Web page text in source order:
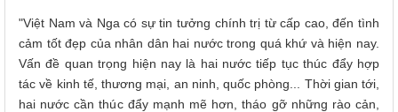
"Việt Nam và Nga có sự tin tưởng chính trị từ cấp cao, đến tình
cảm tốt đẹp của nhân dân hai nước trong quá khứ và hiện nay.
Vấn đề quan trọng hiện nay là hai nước tiếp tục thúc đẩy hợp
tác về kinh tế, thương mại, an ninh, quốc phòng... Thời gian tới,
hai nước cần thúc đẩy mạnh mẽ hơn, tháo gỡ những rào cản,